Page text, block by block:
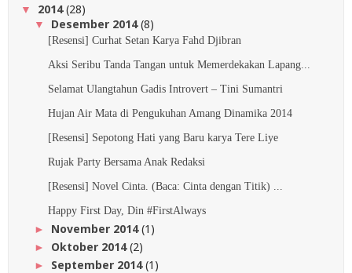
▼ 2014(28)
▼ Desember 2014(8)
[Resensi] Curhat Setan Karya Fahd Djibran
Aksi Seribu Tanda Tangan untuk Memerdekakan Lapang...
Selamat Ulangtahun Gadis Introvert – Tini Sumantri
Hujan Air Mata di Pengukuhan Amang Dinamika 2014
[Resensi] Sepotong Hati yang Baru karya Tere Liye
Rujak Party Bersama Anak Redaksi
[Resensi] Novel Cinta. (Baca: Cinta dengan Titik) ...
Happy First Day, Din #FirstAlways
► November 2014(1)
► Oktober 2014(2)
► September 2014(1)